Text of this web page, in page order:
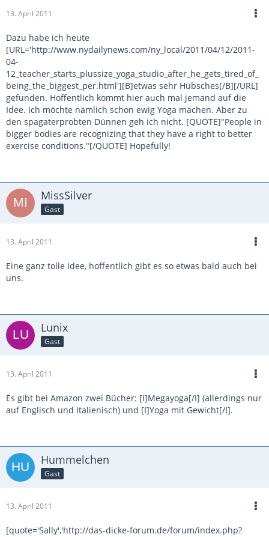
13. April 2011
Dazu habe ich heute
[URL='http://www.nydailynews.com/ny_local/2011/04/12/2011-
04-
12_teacher_starts_plussize_yoga_studio_after_he_gets_tired_of_
being_the_biggest_per.html'][B]etwas sehr Hübsches[/B][/URL]
gefunden. Hoffentlich kommt hier auch mal jemand auf die
Idee. Ich möchte nämlich schon ewig Yoga machen. Aber zu
den spagaterprobten Dünnen geh ich nicht. [QUOTE]"People in
bigger bodies are recognizing that they have a right to better
exercise conditions."[/QUOTE] Hopefully!
MissSilver
Gast
13. April 2011
Eine ganz tolle Idee, hoffentlich gibt es so etwas bald auch bei
uns.
Lunix
Gast
13. April 2011
Es gibt bei Amazon zwei Bücher: [I]Megayoga[/I] (allerdings nur
auf Englisch und Italienisch) und [I]Yoga mit Gewicht[/I].
Hummelchen
Gast
13. April 2011
[quote='Sally','http://das-dicke-forum.de/forum/index.php?